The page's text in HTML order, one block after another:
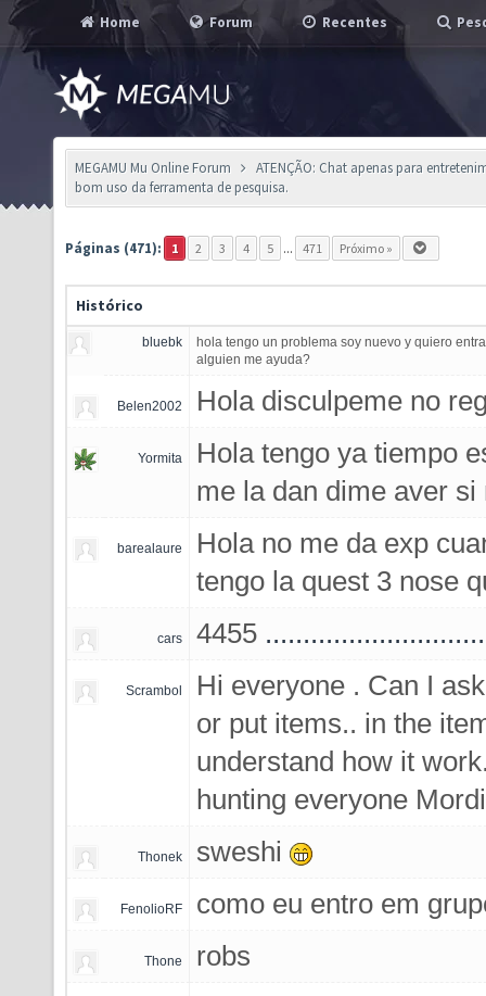
Home Forum Recentes
MEGAMU Mu Online Forum
ATENÇÃO: Chat apenas para
bom uso da ferramenta de pesquisa.
Páginas (471): 1 2 3 4 5 ... 471 Próximo »
Histórico
bluebk
hola tengo un problema soy nuevo y quiero
alguien me ayuda?
Belen2002 Hola disculpeme no
Yormita
Hola tengo ya tiempo
me la dan dime aver
barealaure
Hola no me da exp
tengo la quest 3 nose
cars 4455 .............................
Scrambol
Hi everyone . Can I
or put items.. in the
understand how it
hunting everyone
Thonek sweshi
FenolioRF como eu entro em
Thone robs